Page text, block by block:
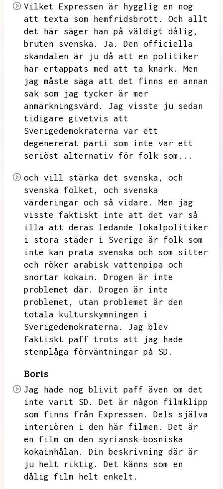
Vilket Expressen är hygglig en nog
att texta som hemfridsbrott.
Och allt
det här säger han på väldigt dålig,
bruten svenska.
Ja.
Den officiella
skandalen är ju då att en politiker
har ertappats med att ta knark.
Men
jag måste säga att det finns en annan
sak som jag tycker är mer
anmärkningsvärd.
Jag visste ju sedan
tidigare givetvis att
Sverigedemokraterna var ett
degenererat parti som inte var ett
seriöst alternativ för folk som...
och vill stärka det svenska,
och
svenska folket,
och svenska
värderingar och så vidare.
Men jag
visste faktiskt inte att det var så
illa att deras ledande lokalpolitiker
i stora städer i Sverige är folk som
inte kan prata svenska och som sitter
och röker arabisk vattenpipa och
snortar kokain.
Drogen är inte
problemet där.
Drogen är inte
problemet,
utan problemet är den
totala kulturskymningen i
Sverigedemokraterna.
Jag blev
faktiskt paff trots att jag hade
stenplåga förväntningar på SD.
Boris
Jag hade nog blivit paff även om det
inte varit SD.
Det är någon filmklipp
som finns från Expressen.
Dels själva
interiören i den här filmen.
Det är
en film om den syriansk-bosniska
kokainhålan.
Din beskrivning där är
ju helt riktig.
Det känns som en
dålig film helt enkelt.